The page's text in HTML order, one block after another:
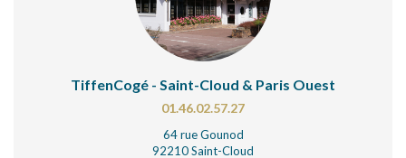
TiffenCogé - Saint-Cloud & Paris Ouest
01.46.02.57.27
64 rue Gounod
92210 Saint-Cloud